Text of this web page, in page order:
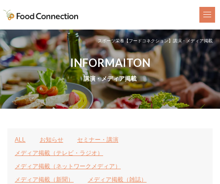
スポーツ栄養【フードコネクション】講演・メディア掲載
INFORMAITON
講演・メディア掲載
ALL お知らせ
セミナー・講演
メディア掲載（テレビ・ラジオ）
メディア掲載（ネットワークメディア）
メディア掲載（新聞）
メディア掲載（雑誌）